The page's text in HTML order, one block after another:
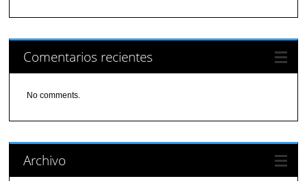
Comentarios recientes
No comments.
Archivo